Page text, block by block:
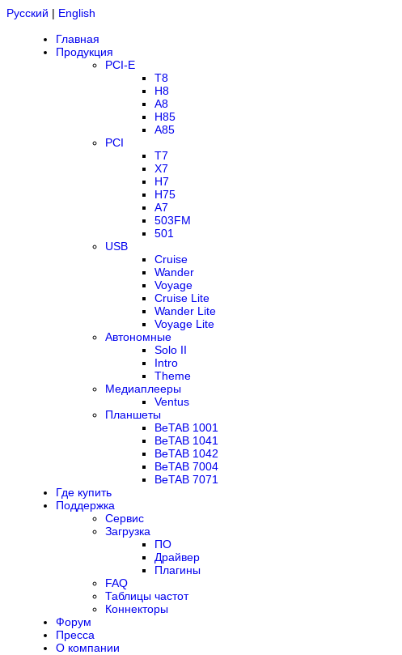
Русский | English
Главная
Продукция
PCI-E
T8
H8
A8
H85
A85
PCI
T7
X7
H7
H75
A7
503FM
501
USB
Cruise
Wander
Voyage
Cruise Lite
Wander Lite
Voyage Lite
Автономные
Solo II
Intro
Theme
Медиаплееры
Ventus
Планшеты
BeTAB 1001
BeTAB 1041
BeTAB 1042
BeTAB 7004
BeTAB 7071
Где купить
Поддержка
Сервис
Загрузка
ПО
Драйвер
Плагины
FAQ
Таблицы частот
Коннекторы
Форум
Пресса
О компании